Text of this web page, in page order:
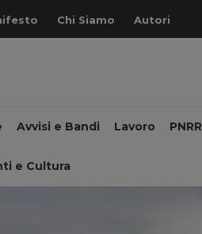
Chi Siamo Autori
Avvisi e Bandi Lavoro PNRR
e Cultura